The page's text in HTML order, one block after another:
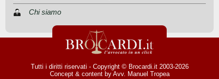
Chi siamo
Tutti i diritti riservati - Copyright © Brocardi.it 2003-2026
Concept & content by Avv. Manuel Tropea